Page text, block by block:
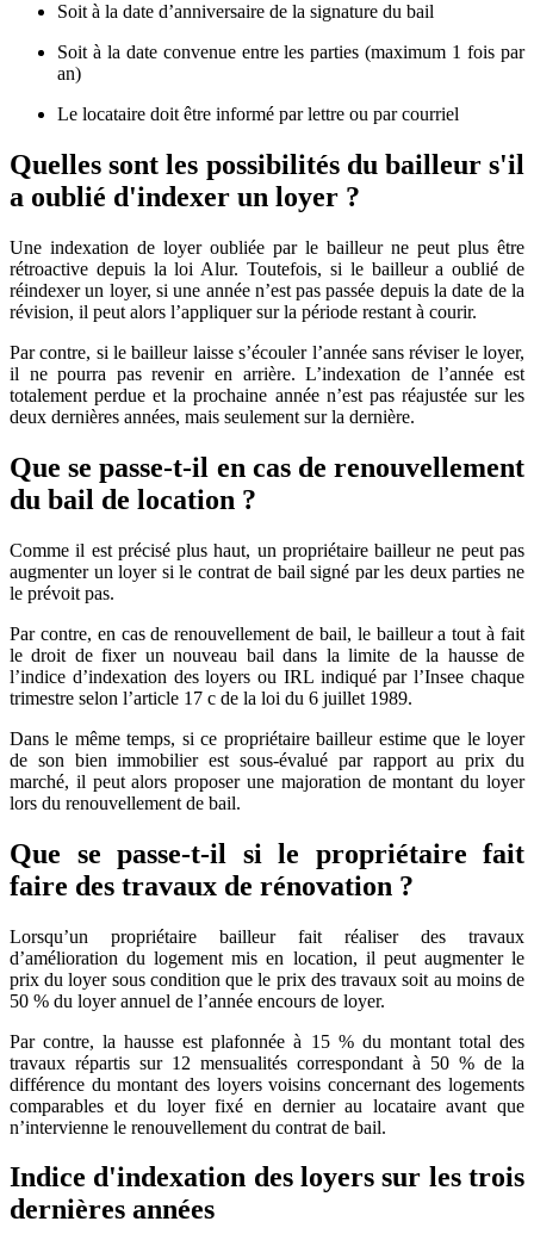
Soit à la date d’anniversaire de la signature du bail
Soit à la date convenue entre les parties (maximum 1 fois par
an)
Le locataire doit être informé par lettre ou par courriel
Quelles sont les possibilités du bailleur s'il
a oublié d'indexer un loyer ?
Une indexation de loyer oubliée par le bailleur ne peut plus être
rétroactive depuis la loi Alur. Toutefois, si le bailleur a oublié de
réindexer un loyer, si une année n’est pas passée depuis la date de la
révision, il peut alors l’appliquer sur la période restant à courir.
Par contre, si le bailleur laisse s’écouler l’année sans réviser le loyer,
il ne pourra pas revenir en arrière. L’indexation de l’année est
totalement perdue et la prochaine année n’est pas réajustée sur les
deux dernières années, mais seulement sur la dernière.
Que se passe-t-il en cas de renouvellement
du bail de location ?
Comme il est précisé plus haut, un propriétaire bailleur ne peut pas
augmenter un loyer si le contrat de bail signé par les deux parties ne
le prévoit pas.
Par contre, en cas de renouvellement de bail, le bailleur a tout à fait
le droit de fixer un nouveau bail dans la limite de la hausse de
l’indice d’indexation des loyers ou IRL indiqué par l’Insee chaque
trimestre selon l’article 17 c de la loi du 6 juillet 1989.
Dans le même temps, si ce propriétaire bailleur estime que le loyer
de son bien immobilier est sous-évalué par rapport au prix du
marché, il peut alors proposer une majoration de montant du loyer
lors du renouvellement de bail.
Que se passe-t-il si le propriétaire fait
faire des travaux de rénovation ?
Lorsqu’un propriétaire bailleur fait réaliser des travaux
d’amélioration du logement mis en location, il peut augmenter le
prix du loyer sous condition que le prix des travaux soit au moins de
50 % du loyer annuel de l’année encours de loyer.
Par contre, la hausse est plafonnée à 15 % du montant total des
travaux répartis sur 12 mensualités correspondant à 50 % de la
différence du montant des loyers voisins concernant des logements
comparables et du loyer fixé en dernier au locataire avant que
n’intervienne le renouvellement du contrat de bail.
Indice d'indexation des loyers sur les trois
dernières années